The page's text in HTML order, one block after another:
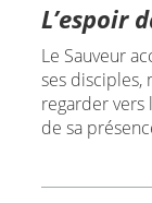
L’espoir
Le Sauveur
ses disciples,
regarder
de sa